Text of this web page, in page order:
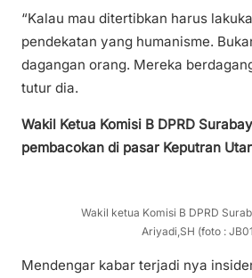
“Kalau mau ditertibkan harus
pendekatan yang humanisme.
dagangan orang. Mereka
tutur dia.
Wakil Ketua Komisi B DPRD
pembacokan di pasar Keputran
Wakil ketua Komisi B DPRD
Ariyadi,SH (foto :
Mendengar kabar terjadi nya